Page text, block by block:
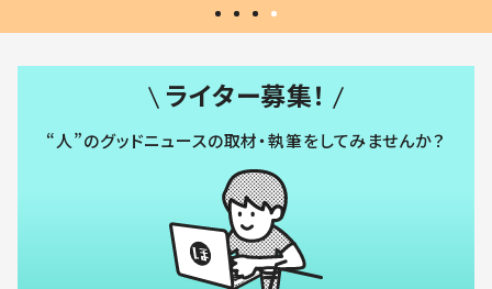
ライター募集！
“人”のグッドニュースの取材・執筆をしてみませんか？